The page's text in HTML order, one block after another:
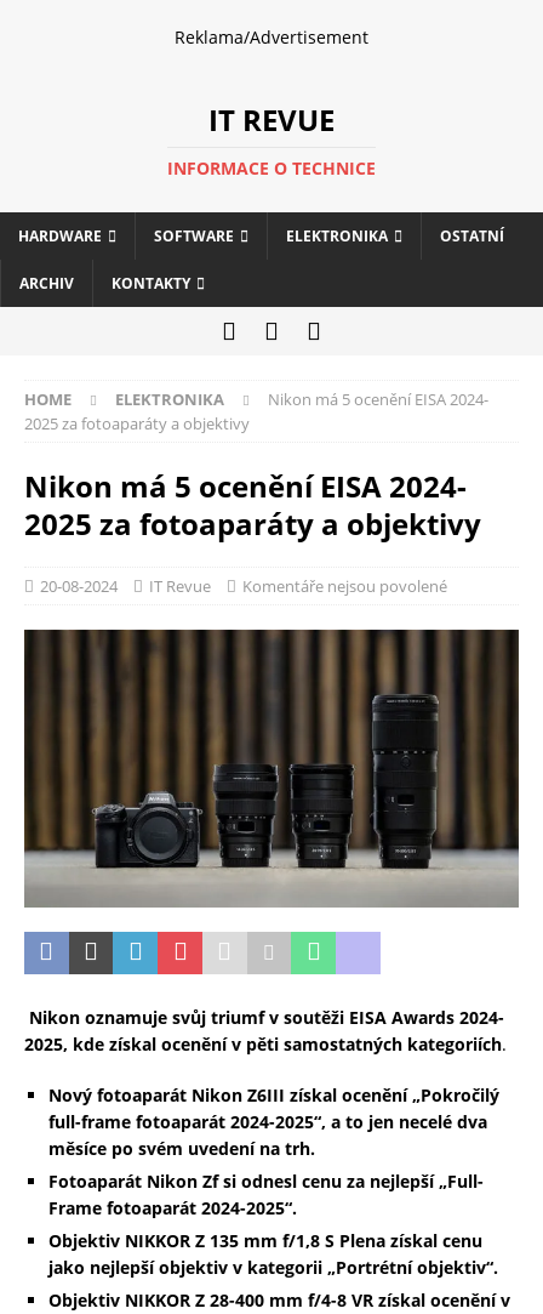
Reklama/Advertisement
IT REVUE
INFORMACE O TECHNICE
HARDWARE SOFTWARE ELEKTRONIKA OSTATNÍ
ARCHIV KONTAKTY
HOME ELEKTRONIKA
Nikon má 5 ocenění EISA 2024-
2025 za fotoaparáty a objektivy
Nikon má 5 ocenění EISA 2024-
2025 za fotoaparáty a objektivy
20-08-2024 IT Revue Komentáře nejsou povolené
Nikon oznamuje svůj triumf v soutěži EISA Awards 2024-
2025, kde získal ocenění v pěti samostatných kategoriích.
Nový fotoaparát Nikon Z6III získal ocenění „Pokročilý
full-frame fotoaparát 2024-2025“, a to jen necelé dva
měsíce po svém uvedení na trh.
Fotoaparát Nikon Zfsi odnesl cenu za nejlepší „Full-
Frame fotoaparát 2024-2025“.
Objektiv NIKKOR Z 135 mm f/1,8 S Plena získal cenu
jako nejlepší objektiv v kategorii „Portrétní objektiv“.
Objektiv NIKKOR Z 28-400 mm f/4-8 VR získal ocenění v